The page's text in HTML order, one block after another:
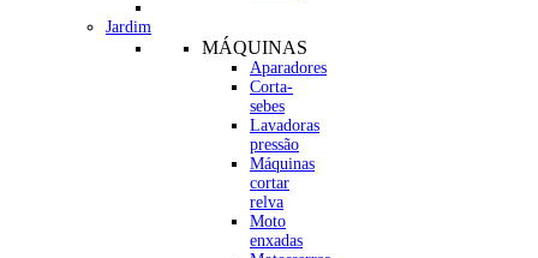
Jardim
MÁQUINAS
Aparadores
Corta-
sebes
Lavadoras
pressão
Máquinas
cortar
relva
Moto
enxadas